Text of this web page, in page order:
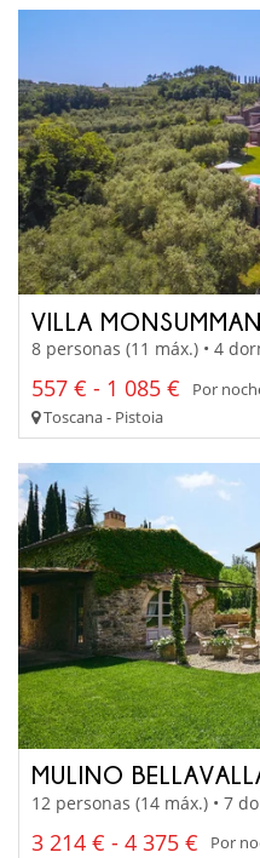
VILLA
8 personas (11 máx.) • 4
557 € - 1 085 € Por
Toscana - Pistoia
MULINO
12 personas (14 máx.) • 7
3 214 € - 4 375 €
Por